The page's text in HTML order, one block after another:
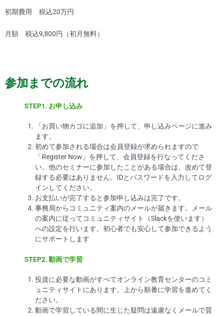
初期費用 税込20万円
月額 税込9,800円（初月無料）
参加までの流れ
STEP1. お申し込み
「お買い物カゴに追加」を押して、申し込みページに進み
ます。
初めて参加される場合は会員登録が求められますので
「Register Now」を押して、会員登録を行なってくださ
い。他のセミナーに参加したことがある場合は、改めて登
録する必要はありません。IDとパスワードを入力してログ
インしてください。
お支払いが完了すると参加申し込みは完了です。
事務局からコミュニティ案内のメールが届きます。メール
の案内に従ってコミュニティサイト（Slackを使います）
への設定を行います。初心者でも安心して参加できるよう
にサポートします
STEP2.動画で学習
投資に必要な動画がすべてオンライン教育センターのコミ
ュニティサイトにあります。上から順番に学習を進めてく
ださい。
動画で学習している間に生じた疑問は遠慮なくメールで質